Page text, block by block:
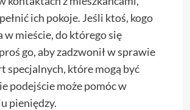
ich pokoje. Jeśli ktoś, kogo
w mieście, do którego się
go, aby zadzwonił w sprawie
specjalnych, które mogą być
podejście może pomóc w
pieniędzy.